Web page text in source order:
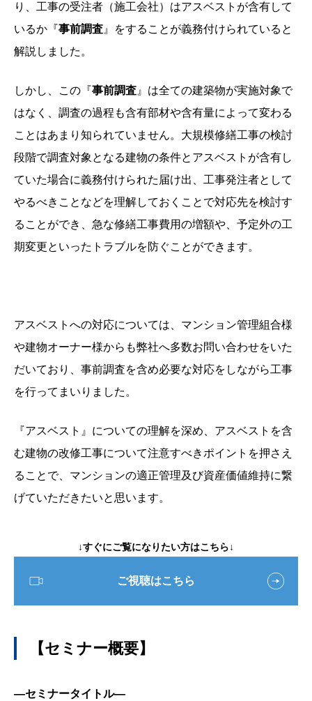
り、工事の受注者（施工会社）はアスベストが含有して
いるか『事前調査 』をすることが義務付けられていると
解説しました。
しかし、この『事前調査 』は全ての建築物が実施対象で
はなく、調査の過程も含有部材や含有量によって変わる
ことはあまり知られていません。大規模修繕工事の検討
段階で調査対象となる建物の条件とアスベストが含有し
ていた場合に義務付けられた届け出、工事発注者として
やるべきことなどを理解しておくことで対応先を検討す
ることができ、急な修繕工事費用の増額や、予定外の工
期変更といったトラブルを防ぐことができます。
アスベストへの対応については、マンション管理組合様
や建物オーナー様からも弊社へ多数お問い合わせをいた
だいており、事前調査を含め必要な対応をしながら工事
を行ってまいりました。
『アスベスト』についての理解を深め、アスベストを含
む建物の改修工事について注意すべきポイントを押さえ
ることで、マンションの適正管理及び資産価値維持に繋
げていただきたいと思います。
↓すぐにご覧になりたい方はこちら↓
ご視聴はこちら
【セミナー概要】
―セミナータイトル―